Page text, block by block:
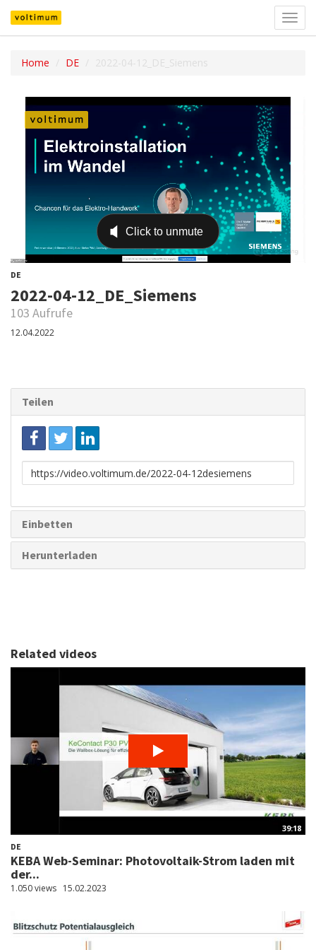
Home DE 2022-04-12_DE_Siemens
DE
2022-04-12_DE_Siemens
103 Aufrufe
12.04.2022
Teilen
Link
zum
Einbetten
Herunterladen
Related videos
39:18
DE
KEBA Web-Seminar: Photovoltaik-Strom laden mit
der...
1.050 views 15.02.2023